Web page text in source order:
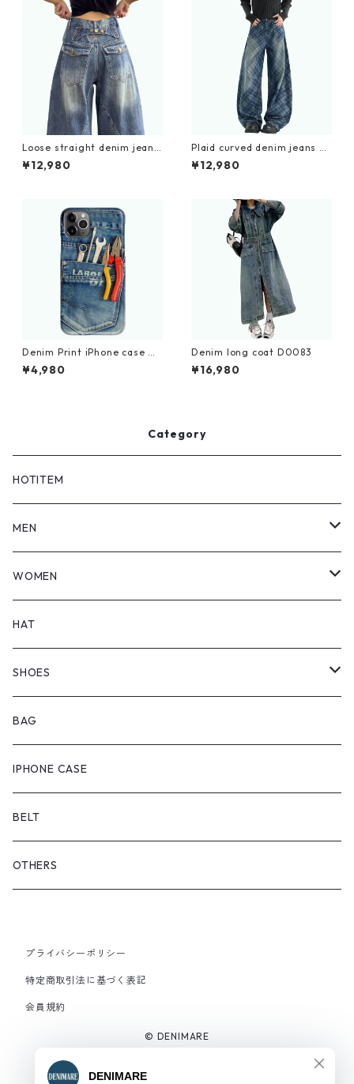
Loose straight denim jeans
D0183
¥12,980
Plaid curved denim jeans D
0187
¥12,980
Denim Print iPhone case D
0011
¥4,980
Denim long coat D0083
¥16,980
Category
HOTITEM
MEN
TOPS
BOTTOMS
OUTER
WOMEN
TOPS
BOTTOMS
ONEPIECE
OUTER
HAT
SHOES
ブーツ
スニーカー
サンダル
BAG
IPHONE CASE
BELT
OTHERS
プライバシーポリシー
特定商取引法に基づく表記
会員規約
© DENIMARE